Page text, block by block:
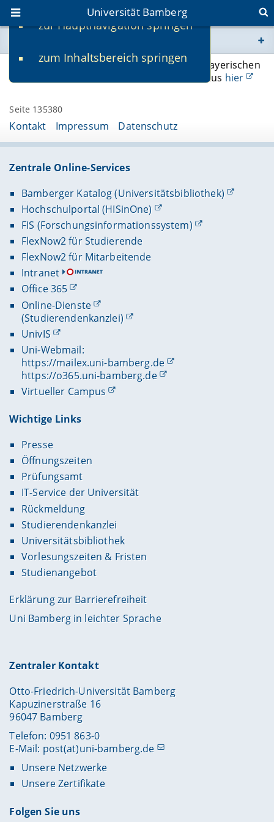
zur Hauptnavigation springen
zum Inhaltsbereich springen
Universität Bamberg
www.uni-bamberg.de
fis.uni-bamberg.de
Bitte beachten Sie die Informationen des Bayerischen
Staatsministeriums für Unterricht und Kultus hier
Seite 135380
Kontakt Impressum Datenschutz
Zentrale Online-Services
Bamberger Katalog (Universitätsbibliothek)
Hochschulportal (HISinOne)
FIS (Forschungsinformationssystem)
FlexNow2 für Studierende
FlexNow2 für Mitarbeitende
Intranet
Office 365
Online-Dienste
(Studierendenkanzlei)
UnivIS
Uni-Webmail:
https://mailex.uni-bamberg.de
https://o365.uni-bamberg.de
Virtueller Campus
Wichtige Links
Presse
Öffnungszeiten
Prüfungsamt
IT-Service der Universität
Rückmeldung
Studierendenkanzlei
Universitätsbibliothek
Vorlesungszeiten & Fristen
Studienangebot
Erklärung zur Barrierefreiheit
Uni Bamberg in leichter Sprache
Zentraler Kontakt
Otto-Friedrich-Universität Bamberg
Kapuzinerstraße 16
96047 Bamberg
Telefon: 0951 863-0
E-Mail: post(at)uni-bamberg.de
Unsere Netzwerke
Unsere Zertifikate
Folgen Sie uns